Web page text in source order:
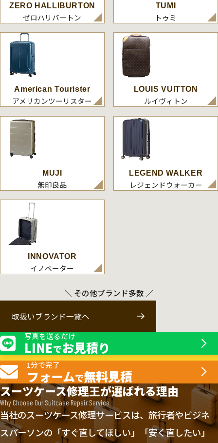
ZERO HALLIBURTON
ゼロハリバートン
TUMI
トゥミ
American Tourister
アメリカンツーリスター
LOUIS VUITTON
ルイヴィトン
MUJI
無印良品
LEGEND WALKER
レジェンドウォーカー
INNOVATOR
イノベーター
＼ その他ブランド多数 ／
取扱いブランド一覧へ
写真を送るだけ
LINEでお見積り
1分で完了
フォームで無料見積
スーツケース修理王が選ばれる理由
Why Choose Our Suitcase Repair Service
当社のスーツケース修理サービスは、旅行者やビジネ
スパーソンの「すぐ直してほしい」「安く直したい」